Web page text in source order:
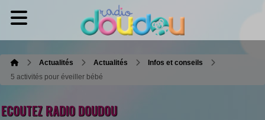
Actualités Actualités
Infos et conseils
5 activités pour éveiller bébé
ECOUTEZ RADIO DOUDOU